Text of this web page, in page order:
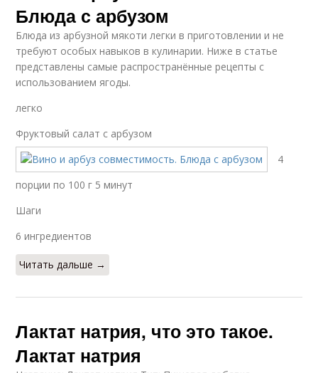
Блюда с арбузом
Блюда из арбузной мякоти легки в приготовлении и не
требуют особых навыков в кулинарии. Ниже в статье
представлены самые распространённые рецепты с
использованием ягоды.
легко
Фруктовый салат с арбузом
4
порции по 100 г 5 минут
Шаги
6 ингредиентов
Читать дальше →
Лактат натрия, что это такое.
Лактат натрия